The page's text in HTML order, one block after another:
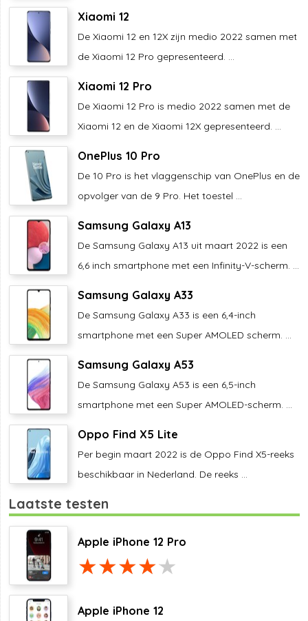
Xiaomi 12
De Xiaomi 12 en 12X zijn medio 2022 samen met
de Xiaomi 12 Pro gepresenteerd. ...
Xiaomi 12 Pro
De Xiaomi 12 Pro is medio 2022 samen met de
Xiaomi 12 en de Xiaomi 12X gepresenteerd. ...
OnePlus 10 Pro
De 10 Pro is het vlaggenschip van OnePlus en de
opvolger van de 9 Pro. Het toestel ...
Samsung Galaxy A13
De Samsung Galaxy A13 uit maart 2022 is een
6,6 inch smartphone met een Infinity-V-scherm. ...
Samsung Galaxy A33
De Samsung Galaxy A33 is een 6,4-inch
smartphone met een Super AMOLED scherm. ...
Samsung Galaxy A53
De Samsung Galaxy A53 is een 6,5-inch
smartphone met een Super AMOLED-scherm. ...
Oppo Find X5 Lite
Per begin maart 2022 is de Oppo Find X5-reeks
beschikbaar in Nederland. De reeks ...
Laatste testen
Apple iPhone 12 Pro
Apple iPhone 12